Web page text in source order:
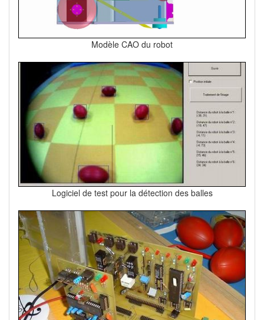
Modèle CAO du robot
Logiciel de test pour la détection des balles